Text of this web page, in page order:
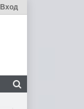
Вход